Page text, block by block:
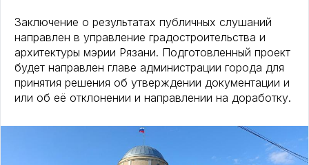
Заключение о результатах публичных слушаний
направлен в управление градостроительства и
архитектуры мэрии Рязани. Подготовленный проект
будет направлен главе администрации города для
принятия решения об утверждении документации и
или об её отклонении и направлении на доработку.